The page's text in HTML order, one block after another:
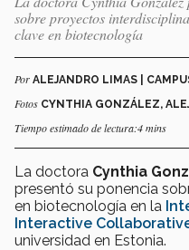
sobre proyectos
clave en biotecnología
Por ALEJANDRO LIMAS |
Fotos CYNTHIA GONZÁLEZ,
Tiempo estimado de lectura:4 mins
La doctora Cynthia
presentó su ponencia
en biotecnología en la
Interactive
universidad en Estonia.